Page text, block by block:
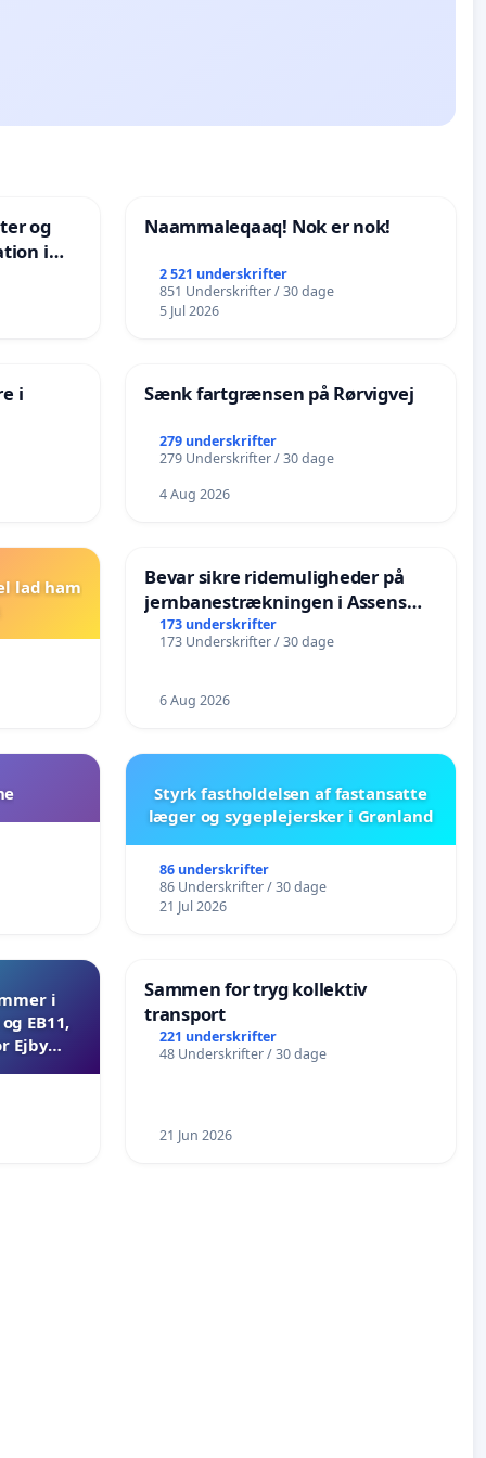
og
i
Naammaleqaaq! Nok er nok!
2 521 underskrifter
851 Underskrifter / 30 dage
5 Jul 2026
i Sænk fartgrænsen på Rørvigvej
279 underskrifter
279 Underskrifter / 30 dage
4 Aug 2026
lad ham
Bevar sikre ridemuligheder på
jernbanestrækningen i Assens
Kommune
173 underskrifter
173 Underskrifter / 30 dage
6 Aug 2026
Styrk fastholdelsen af fastansatte
læger og sygeplejersker i Grønland
86 underskrifter
86 Underskrifter / 30 dage
21 Jul 2026
i
EB11,
Ejby
Sammen for tryg kollektiv
transport
221 underskrifter
48 Underskrifter / 30 dage
21 Jun 2026